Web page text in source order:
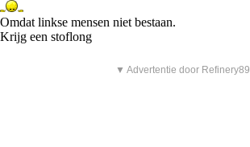
Omdat linkse mensen niet bestaan.
Krijg een stoflong
▼ Advertentie door Refinery89